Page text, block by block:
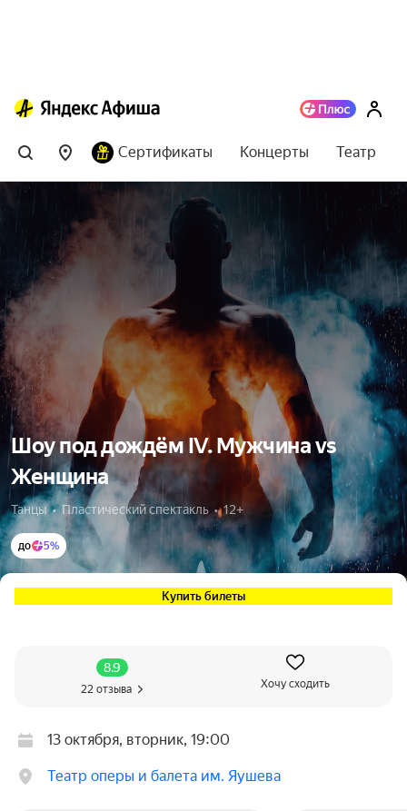
Сертификаты Концерты Театр
Шоу под дождём IV. Мужчина vs
Женщина
Танцы  •  Пластический спектакль  •  12+
до 5%
Купить билеты
8.9
22 отзыва Хочу сходить
13 октября, вторник, 19:00
Театр оперы и балета им. Яушева